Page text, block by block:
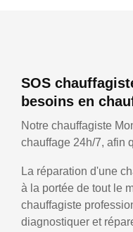
SOS
besoins en
Notre chauffagiste
chauffage 24h/7, afin
La réparation d'une
à la portée de tout le
chauffagiste
diagnostiquer et